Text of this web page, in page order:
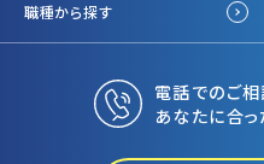
職種から探す
電話でのご相
あなたに合っ